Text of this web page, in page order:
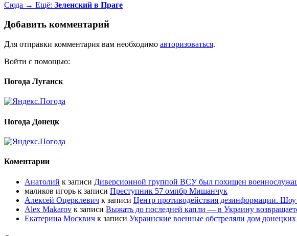
Сюда → Ещё: Зеленский в Праге
Добавить комментарий
Для отправки комментария вам необходимо авторизоваться.
Войти с помощью:
Погода Луганск
Погода Донецк
Коментарии
Анатолий к записи Диверсионной группой ВСУ был похищен
маликов игорь к записи Преступник 57 омпбр Мишанчук
Алексей Оцерклевич к записи Центр противодействия дезинформации. Шоу
Alex Makarov к записи Выжать до последней капли — в Украину
Екатерина Москвич к записи Украинские военные обстреляли дом